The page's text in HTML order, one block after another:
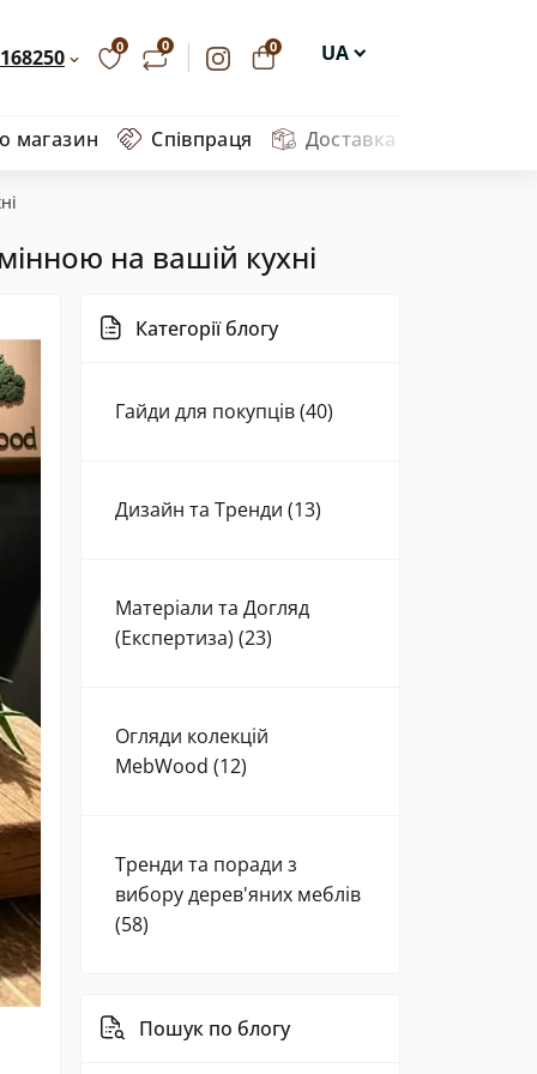
0 0 0 UA
DE
магазин Співпраця Доставка та оплата
на вашій кухні
Категорії блогу
Гайди для покупців (40)
Дизайн та Тренди (13)
Матеріали та Догляд
(Експертиза) (23)
Огляди колекцій
MebWood (12)
Тренди та поради з
вибору дерев'яних меблів
(58)
Пошук по блогу